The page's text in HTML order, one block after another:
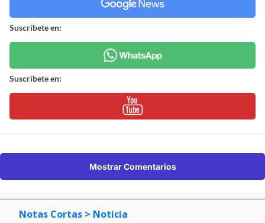
Suscríbete en:
Suscríbete en:
Mostrar Comentarios
Notas Cortas > Noticia